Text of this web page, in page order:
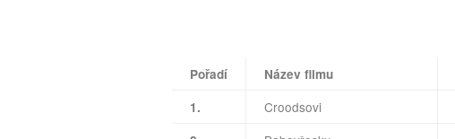
Pořadí Název filmu
1.
Croodsovi